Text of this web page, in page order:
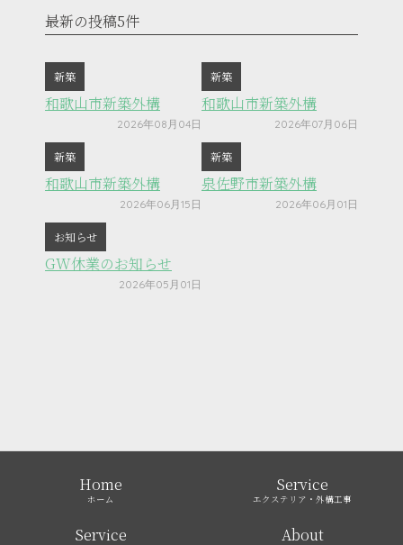
最新の投稿5件
新築
和歌山市新築外構
2026年08月04日
新築
和歌山市新築外構
2026年07月06日
新築
和歌山市新築外構
2026年06月15日
新築
泉佐野市新築外構
2026年06月01日
お知らせ
GW休業のお知らせ
2026年05月01日
Home
ホーム
Service
エクステリア・外構工事
Service About